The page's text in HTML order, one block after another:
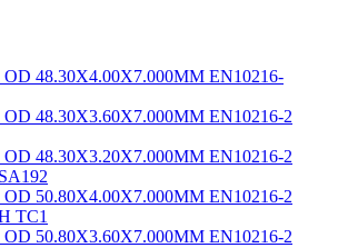
48.30X4.00X7.000MM EN10216-
48.30X3.60X7.000MM EN10216-2
48.30X3.20X7.000MM EN10216-2
50.80X4.00X7.000MM EN10216-2
TC1
50.80X3.60X7.000MM EN10216-2